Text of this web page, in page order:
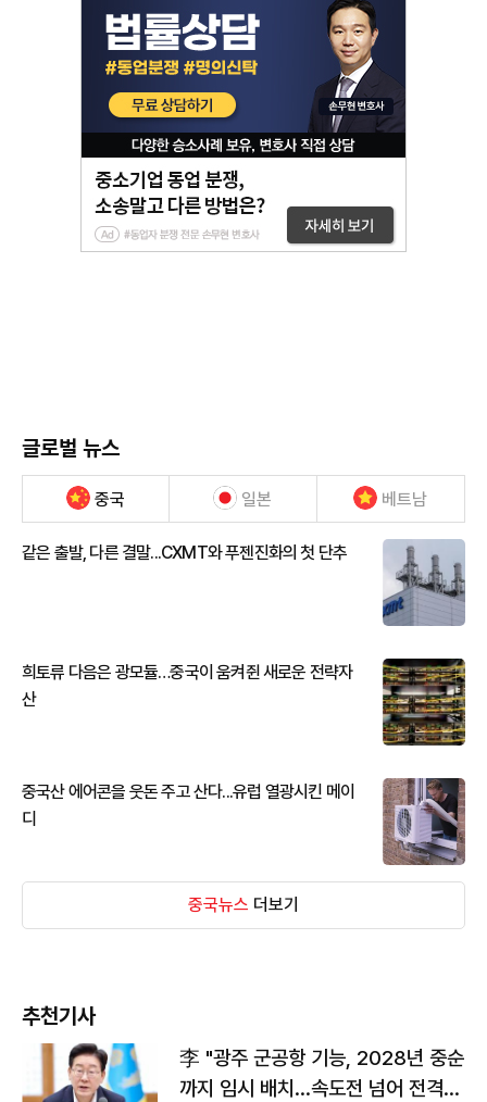
글로벌 뉴스
중국 일본 베트남
같은 출발, 다른 결말...CXMT와 푸젠진화의 첫 단추
희토류 다음은 광모듈…중국이 움켜쥔 새로운 전략자
산
중국산 에어콘을 웃돈 주고 산다...유럽 열광시킨 메이
디
중국뉴스 더보기
추천기사
李 "광주 군공항 기능, 2028년 중순
까지 임시 배치…속도전 넘어 전격